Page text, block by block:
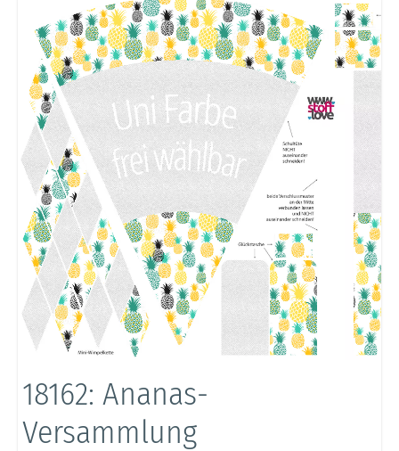
18162: Ananas-
Versammlung